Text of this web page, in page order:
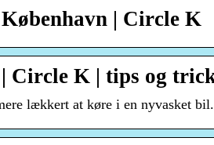
| Circle K
Circle K | tips og
lækkert at køre i en nyvasket